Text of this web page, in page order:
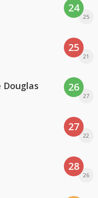
24
25
25
21
26
27
27
22
28
26